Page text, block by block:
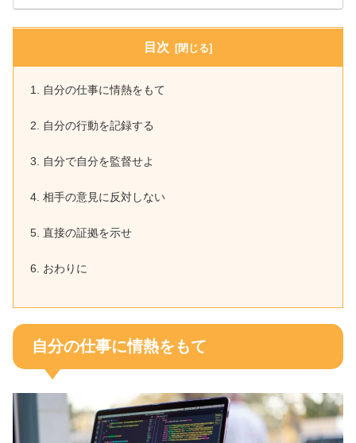
目次
自分の仕事に情熱をもて
自分の行動を記録する
自分で自分を監督せよ
相手の意見に反対しない
直接の証拠を示せ
おわりに
自分の仕事に情熱をもて